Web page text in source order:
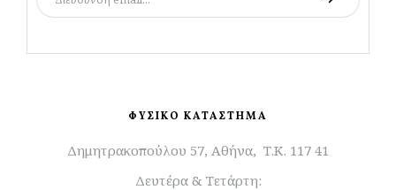
ΦΥΣΙΚΟ ΚΑΤΑΣΤΗΜΑ
Δημητρακοπούλου 57, Αθήνα, Τ.Κ. 117 41
Δευτέρα & Τετάρτη: